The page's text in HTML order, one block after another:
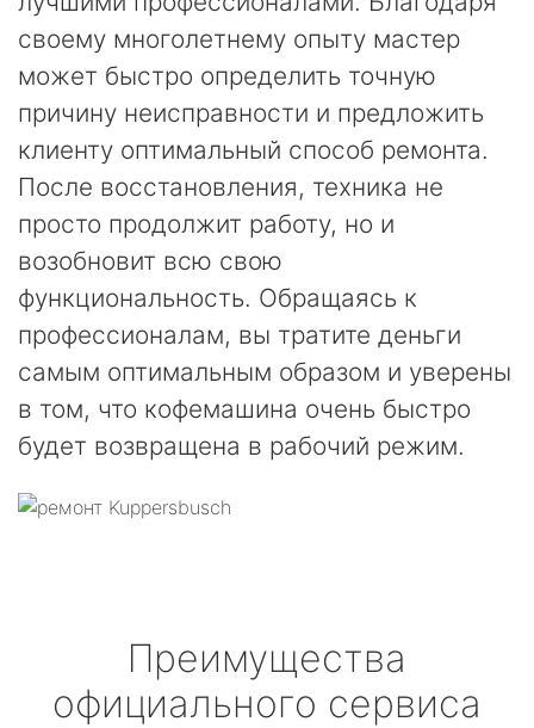
своему многолетнему опыту мастер
может быстро определить точную
причину неисправности и предложить
клиенту оптимальный способ ремонта.
После восстановления, техника не
просто продолжит работу, но и
возобновит всю свою
функциональность. Обращаясь к
профессионалам, вы тратите деньги
самым оптимальным образом и уверены
в том, что кофемашина очень быстро
будет возвращена в рабочий режим.
Преимущества
официального сервиса